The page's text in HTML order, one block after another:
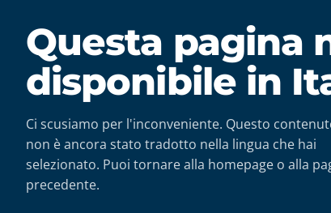
Questa pagina
disponibile in
Ci scusiamo per l'inconveniente. Questo
non è ancora stato tradotto nella lingua che hai
selezionato. Puoi tornare alla homepage o alla
precedente.